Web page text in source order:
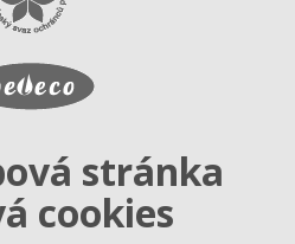
stránka
cookies